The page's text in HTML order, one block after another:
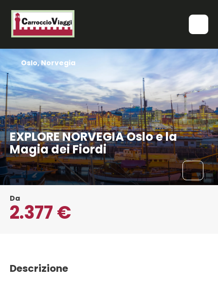
EXPLORE NORVEGIA Oslo e la
Magia dei Fiordi
Oslo, Norvegia
Da
2.377 €
Descrizione